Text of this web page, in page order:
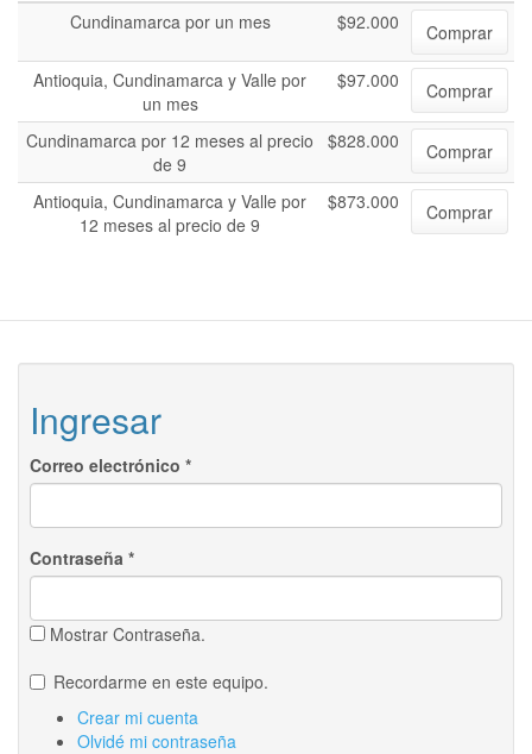
Cundinamarca por un mes
$92.000
Comprar
Antioquia, Cundinamarca y Valle por
un mes
$97.000 Comprar
Cundinamarca por 12 meses al precio
de 9
$828.000 Comprar
Antioquia, Cundinamarca y Valle por
12 meses al precio de 9
$873.000 Comprar
Ingresar
Correo electrónico *
Contraseña *
Mostrar Contraseña.
Recordarme en este equipo.
Crear mi cuenta
Olvidé mi contraseña